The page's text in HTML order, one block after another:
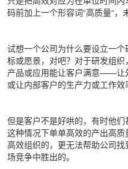
码前加上一个形容词“高质量“，
试想一个公司为什么要设立一
标或愿景，对吧？对于研发组
产品或应用能让客户满意——让
或让内部客户的生产力或工作效
但是客户不是好哄的，有时他
这种情况下单单高效的产出高
高效组织的，更无法帮助公司
场竞争中胜出的。